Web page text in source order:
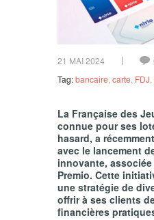
21 MAI 2024
Tag:bancaire carte FDJ
La Française des
connue pour ses
hasard, a
avec le lancement
innovante, associée
Premio. Cette
une stratégie de
offrir à ses clients
financières